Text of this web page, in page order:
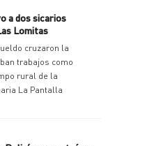
a dos sicarios
Lomitas
cruzaron la
trabajos como
rural de la
La Pantalla